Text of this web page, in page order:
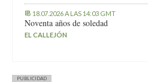
18.07.2026 A LAS 14:03 GMT
Noventa años de soledad
EL CALLEJÓN
PUBLICIDAD